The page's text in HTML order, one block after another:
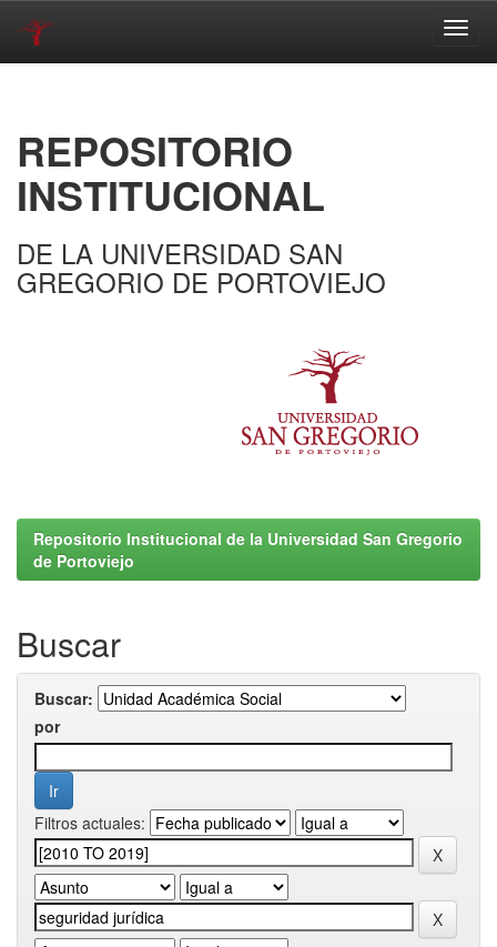
REPOSITORIO
INSTITUCIONAL
DE LA UNIVERSIDAD SAN
GREGORIO DE PORTOVIEJO
Repositorio Institucional de la Universidad San Gregorio
de Portoviejo
Buscar
Buscar:
por
Filtros actuales: